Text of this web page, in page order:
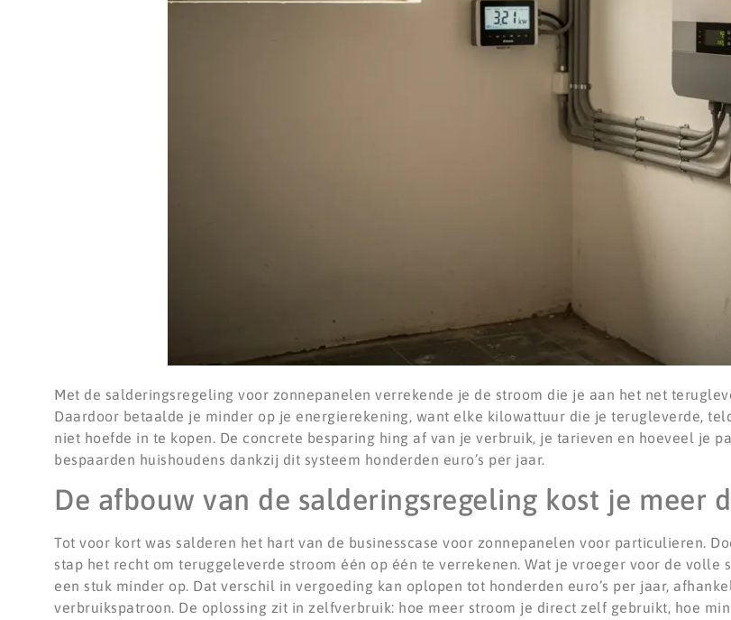
Met de salderingsregeling voor zonnepanelen verrekende je de stroom die je aan het net
Daardoor betaalde je minder op je energierekening, want elke kilowattuur die je terugleverde,
niet hoefde in te kopen. De concrete besparing hing af van je verbruik, je tarieven en hoeveel je
bespaarden huishoudens dankzij dit systeem honderden euro’s per jaar.
De afbouw van de salderingsregeling kost je meer
Tot voor kort was salderen het hart van de businesscase voor zonnepanelen voor particulieren.
stap het recht om teruggeleverde stroom één op één te verrekenen. Wat je vroeger voor de volle
een stuk minder op. Dat verschil in vergoeding kan oplopen tot honderden euro’s per jaar,
verbruikspatroon. De oplossing zit in zelfverbruik: hoe meer stroom je direct zelf gebruikt, hoe